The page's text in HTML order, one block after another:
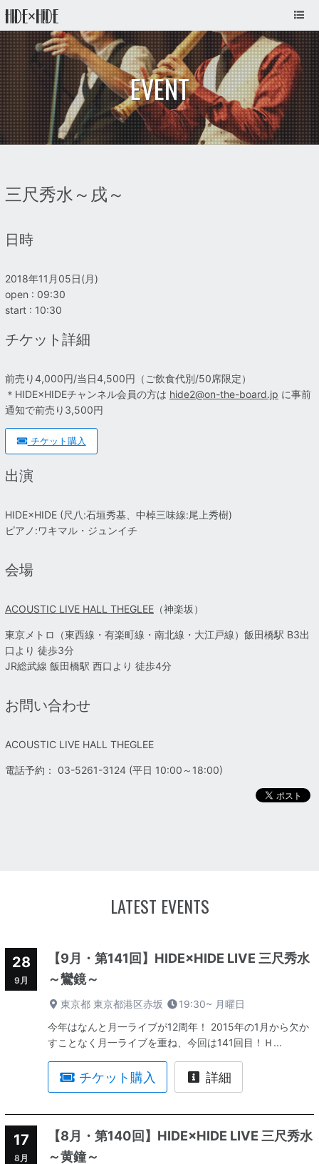
EVENT
三尺秀水～戌～
日時
2018年11月05日(月)
open : 09:30
start : 10:30
チケット詳細
前売り4,000円/当日4,500円 （ご飲食代別/50席限定）
＊HIDE×HIDEチャンネル会員の方は hide2@on-the-board.jp に事前
通知で前売り3,500円
チケット購入
出演
HIDE×HIDE (尺八:石垣秀基、中棹三味線:尾上秀樹)
ピアノ:ワキマル・ジュンイチ
会場
ACOUSTIC LIVE HALL THEGLEE （神楽坂）
東京メトロ（東西線・有楽町線・南北線・大江戸線）飯田橋駅 B3出
口より 徒歩3分
JR総武線 飯田橋駅 西口より 徒歩4分
お問い合わせ
ACOUSTIC LIVE HALL THEGLEE
電話予約： 03-5261-3124 (平日 10:00～18:00)
LATEST EVENTS
28
9月
【9月・第141回】HIDE×HIDE LIVE 三尺秀水
～鸞鏡～
東京都 東京都港区赤坂 19:30~ 月曜日
今年はなんと月一ライブが12周年！ 2015年の1月から欠か
すことなく月一ライブを重ね、今回は141回目！Ｈ...
チケット購入 詳細
17
8月
【8月・第140回】HIDE×HIDE LIVE 三尺秀水
～黄鐘～